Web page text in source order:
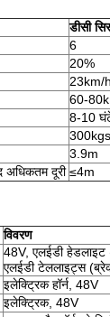
डीसी
6
20%
23km/h
60-
8-10
300kgs
3.9m
अधिकतम दूरी ≤4m
विवरण
48V, एलईडी हेडलाइट
एलईडी टेललाइट्स
इलेक्ट्रिक हॉर्न, 48V
इलेक्ट्रिक, 48V